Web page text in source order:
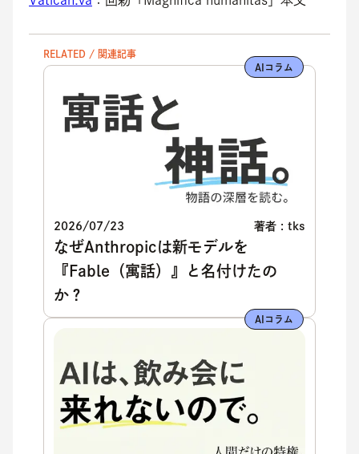
RELATED / 関連記事
2026/07/23 著者 : tks
なぜAnthropicは新モデルを
『Fable（寓話）』と名付けたの
か？
AIコラム
AIコラム